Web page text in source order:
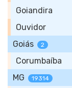
Goiandira
Ouvidor
Goiás
2
Corumbaíba
MG
19314